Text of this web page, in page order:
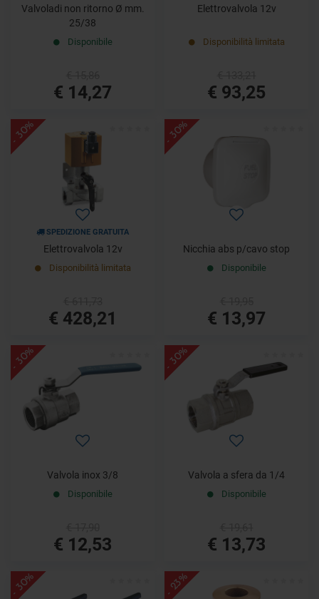
Valvoladi non ritorno Ø mm.
25/38
Disponibile
€ 14,27
Elettrovalvola 12v
Disponibilità limitata
€ 93,25
- 30%
SPEDIZIONE GRATUITA
Elettrovalvola 12v
Disponibilità limitata
€ 428,21
- 30%
Nicchia abs p/cavo stop
Disponibile
€ 13,97
- 30%
Valvola inox 3/8
Disponibile
€ 12,53
- 30%
Valvola a sfera da 1/4
Disponibile
€ 13,73
- 30% - 23%